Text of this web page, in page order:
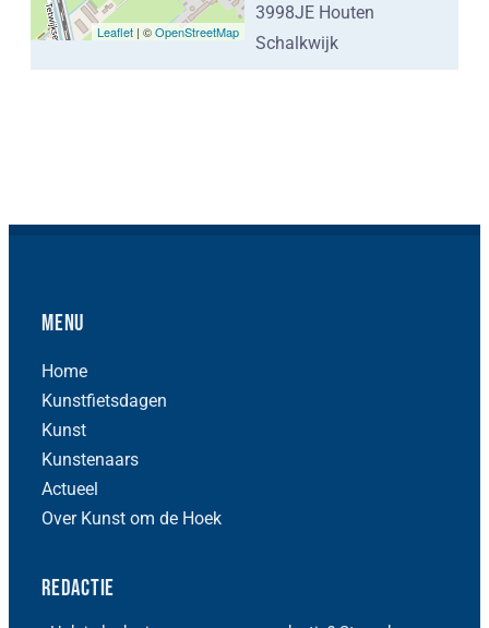
Leaflet | ©OpenStreetMap
3998JE Houten
Schalkwijk
Menu
Home
Kunstfietsdagen
Kunst
Kunstenaars
Actueel
Over Kunst om de Hoek
Redactie